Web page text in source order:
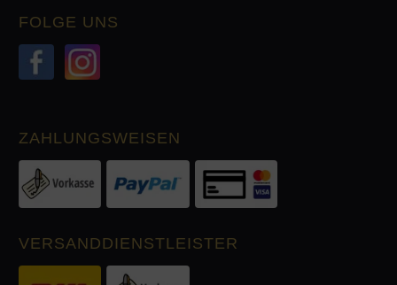
FOLGE UNS
ZAHLUNGSWEISEN
VERSANDDIENSTLEISTER